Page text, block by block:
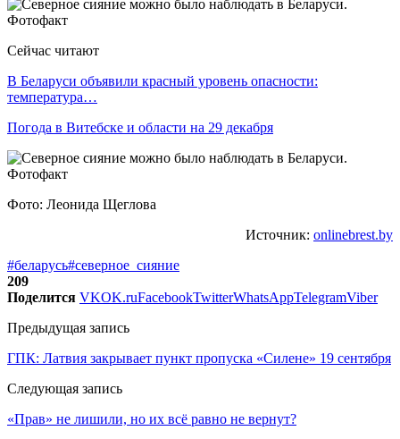
Сейчас читают
В Беларуси объявили красный уровень опасности:
температура…
Погода в Витебске и области на 29 декабря
Фото: Леонида Щеглова
Источник: onlinebrest.by
#беларусь#северное_сияние
209
Поделится VKOK.ruFacebookTwitterWhatsAppTelegramViber
Предыдущая запись
ГПК: Латвия закрывает пункт пропуска «Силене» 19 сентября
Следующая запись
«Прав» не лишили, но их всё равно не вернут?